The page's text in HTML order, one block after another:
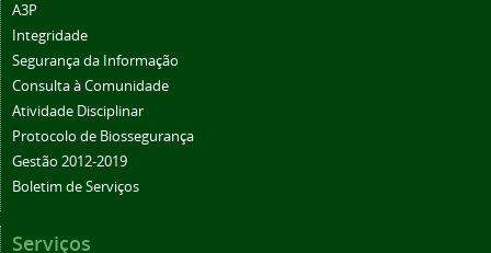
A3P
Integridade
Segurança da Informação
Consulta à Comunidade
Atividade Disciplinar
Protocolo de Biossegurança
Gestão 2012-2019
Boletim de Serviços
Serviços